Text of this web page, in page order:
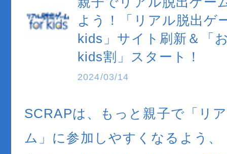
よう！「リアル脱出ゲ
kids」サイト刷新＆「
kids割」スタート！
2024/03/14
SCRAPは、もっと親子で「リ
ム」に参加しやすくなるよう、